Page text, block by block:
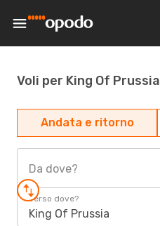
Voli per King Of Prussia
Andata e ritorno
Da dove?
Verso dove?
King Of Prussia